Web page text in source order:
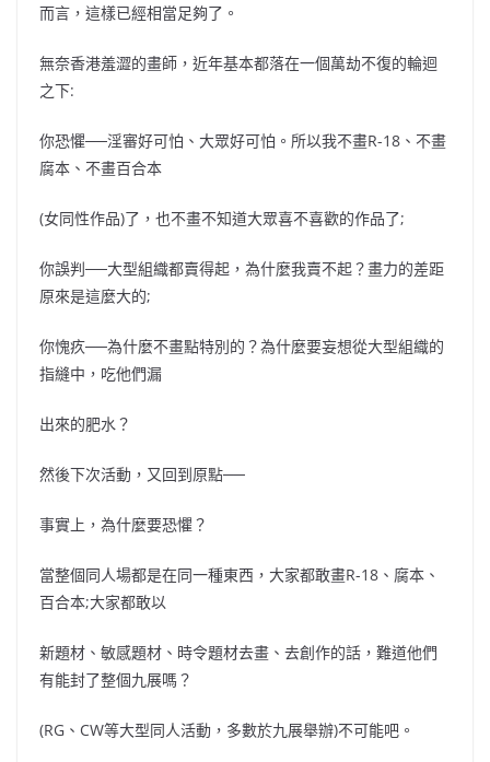
而言，這樣已經相當足夠了。
無奈香港羞澀的畫師，近年基本都落在一個萬劫不復的輪迴
之下:
你恐懼──淫審好可怕、大眾好可怕。所以我不畫R-18、不畫
腐本、不畫百合本
(女同性作品)了，也不畫不知道大眾喜不喜歡的作品了;
你誤判──大型組織都賣得起，為什麼我賣不起？畫力的差距
原來是這麼大的;
你愧疚──為什麼不畫點特別的？為什麼要妄想從大型組織的
指縫中，吃他們漏
出來的肥水？
然後下次活動，又回到原點──
事實上，為什麼要恐懼？
當整個同人場都是在同一種東西，大家都敢畫R-18、腐本、
百合本;大家都敢以
新題材、敏感題材、時令題材去畫、去創作的話，難道他們
有能封了整個九展嗎？
(RG、CW等大型同人活動，多數於九展舉辦)不可能吧。